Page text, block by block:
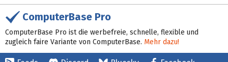
ComputerBase Pro
ComputerBase Pro ist die werbefreie, schnelle, flexible und
zugleich faire Variante von ComputerBase. Mehr dazu!